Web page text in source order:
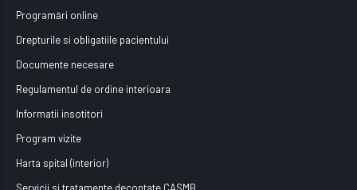
Programări online
Drepturile si obligatiile pacientului
Documente necesare
Regulamentul de ordine interioara
Informatii insotitori
Program vizite
Harta spital (interior)